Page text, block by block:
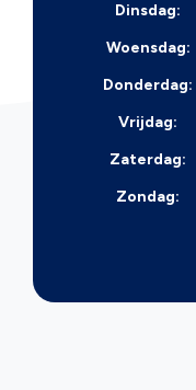
Dinsdag:
Woensdag:
Donderdag:
Vrijdag:
Zaterdag:
Zondag: